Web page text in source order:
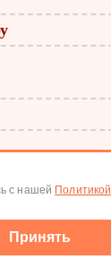
с нашей Политикой
Принять